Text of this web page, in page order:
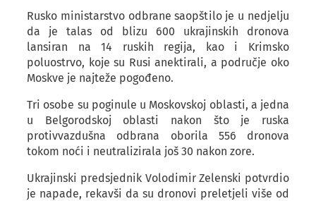
Rusko ministarstvo odbrane saopštilo je u nedjelju
da je talas od blizu 600 ukrajinskih dronova
lansiran na 14 ruskih regija, kao i Krimsko
poluostrvo, koje su Rusi anektirali, a područje oko
Moskve je najteže pogođeno.
Tri osobe su poginule u Moskovskoj oblasti, a jedna
u Belgorodskoj oblasti nakon što je ruska
protivvazdušna odbrana oborila 556 dronova
tokom noći i neutralizirala još 30 nakon zore.
Ukrajinski predsjednik Volodimir Zelenski potvrdio
je napade, rekavši da su dronovi preletjeli više od